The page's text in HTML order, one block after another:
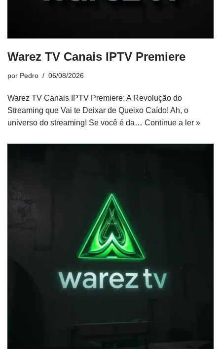
Warez TV Canais IPTV Premiere
por Pedro 06/08/2026
Warez TV Canais IPTV Premiere: A Revolução do
Streaming que Vai te Deixar de Queixo Caído! Ah, o
universo do streaming! Se você é da… Continue a ler »